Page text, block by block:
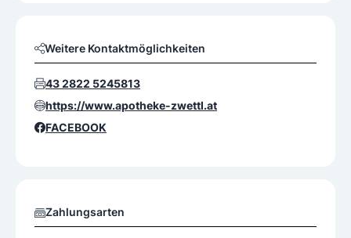
Weitere Kontaktmöglichkeiten
43 2822 5245813
https://www.apotheke-zwettl.at
FACEBOOK
Zahlungsarten